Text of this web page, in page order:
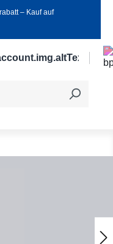
‒ Kauf auf